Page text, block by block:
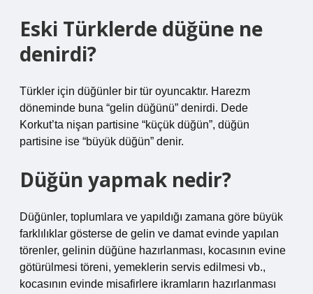
Eski Türklerde düğüne ne
denirdi?
Türkler için düğünler bir tür oyuncaktır. Harezm
döneminde buna “gelin düğünü” denirdi. Dede
Korkut’ta nişan partisine “küçük düğün”, düğün
partisine ise “büyük düğün” denir.
Düğün yapmak nedir?
Düğünler, toplumlara ve yapıldığı zamana göre büyük
farklılıklar gösterse de gelin ve damat evinde yapılan
törenler, gelinin düğüne hazırlanması, kocasının evine
götürülmesi töreni, yemeklerin servis edilmesi vb.,
kocasının evinde misafirlere ikramların hazırlanması